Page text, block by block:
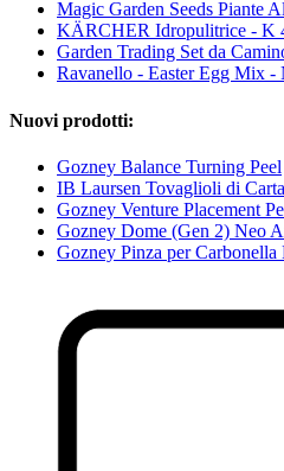
Magic Garden Seeds Piante
KÄRCHER Idropulitrice - K
Garden Trading Set da
Ravanello -​ Easter Egg Mix -
Nuovi prodotti:
Gozney Balance Turning Peel
IB Laursen Tovaglioli di
Gozney Venture Placement
Gozney Dome (Gen 2) Neo
Gozney Pinza per